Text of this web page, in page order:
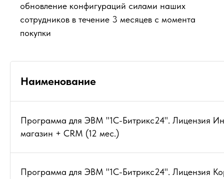
обновление конфигураций силами наших
сотрудников в течение 3 месяцев с момента
покупки
Наименование
Программа для ЭВМ "1С-Битрикс24". Лицензия
магазин + CRM (12 мес.)
Программа для ЭВМ "1С-Битрикс24". Лицензия